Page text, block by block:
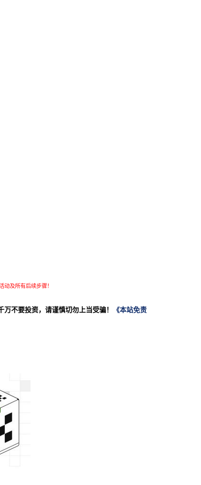
及所有后续步骤！
不要投资，请谨慎切勿上当受骗！
《本站免责